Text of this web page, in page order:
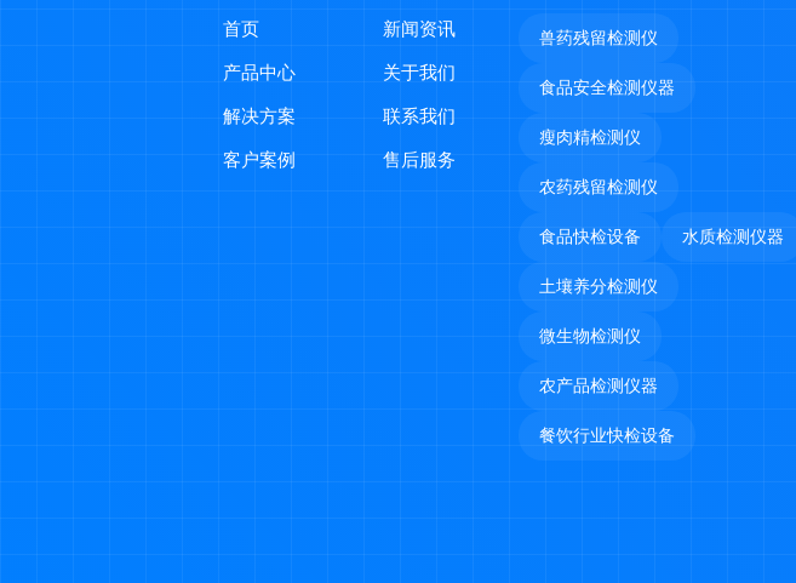
首页
产品中心
解决方案
客户案例
新闻资讯
关于我们
联系我们
售后服务
兽药残留检测仪
食品安全检测仪器
瘦肉精检测仪
农药残留检测仪
食品快检设备 水质检测仪器
土壤养分检测仪
微生物检测仪
农产品检测仪器
餐饮行业快检设备